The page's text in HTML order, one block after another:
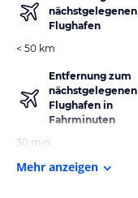
nächstgelegenen
Flughafen
< 50 km
Entfernung zum
nächstgelegenen
Flughafen in
Fahrminuten
30 min
Mehr anzeigen